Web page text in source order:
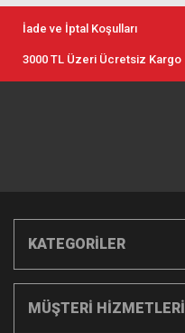
İade ve İptal Koşulları
3000 TL Üzeri Ücretsiz Kargo
KATEGORİLER
MÜŞTERİ HİZMETLERİ